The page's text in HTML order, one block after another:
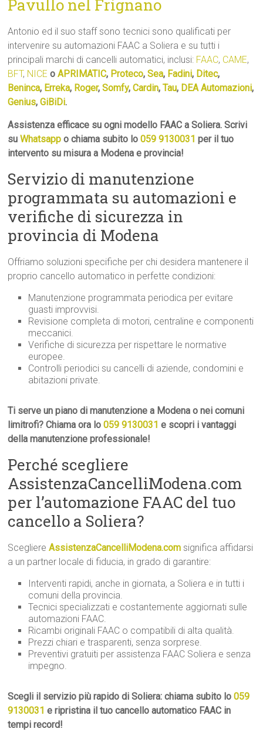
Pavullo nel Frignano
Antonio ed il suo staff sono tecnici sono qualificati per
intervenire su automazioni FAAC a Soliera e su tutti i
principali marchi di cancelli automatici, inclusi: FAAC, CAME,
BFT, NICE oAPRIMATIC, Proteco,Sea, Fadini, Ditec,
Beninca, Erreka, Roger,Somfy,Cardin,Tau, DEA Automazioni,
Genius,GiBiDi.
Assistenza efficace su ogni modello FAAC a Soliera. Scrivi
suWhatsapp o chiama subito lo059 9130031 per il tuo
intervento su misura a Modena e provincia!
Servizio di manutenzione
programmata su automazioni e
verifiche di sicurezza in
provincia di Modena
Offriamo soluzioni specifiche per chi desidera mantenere il
proprio cancello automatico in perfette condizioni:
Manutenzione programmata periodica per evitare
guasti improvvisi.
Revisione completa di motori, centraline e componenti
meccanici.
Verifiche di sicurezza per rispettare le normative
europee.
Controlli periodici su cancelli di aziende, condomini e
abitazioni private.
Ti serve un piano di manutenzione a Modena o nei comuni
limitrofi? Chiama ora lo059 9130031 e scopri i vantaggi
della manutenzione professionale!
Perché scegliere
AssistenzaCancelliModena.com
per l’automazione FAAC del tuo
cancello a Soliera?
ScegliereAssistenzaCancelliModena.com significa affidarsi
a un partner locale di fiducia, in grado di garantire:
Interventi rapidi, anche in giornata, a Soliera e in tutti i
comuni della provincia.
Tecnici specializzati e costantemente aggiornati sulle
automazioni FAAC.
Ricambi originali FAAC o compatibili di alta qualità.
Prezzi chiari e trasparenti, senza sorprese.
Preventivi gratuiti per assistenza FAAC Soliera e senza
impegno.
Scegli il servizio più rapido di Soliera: chiama subito lo 059
9130031 e ripristina il tuo cancello automatico FAAC in
tempi record!